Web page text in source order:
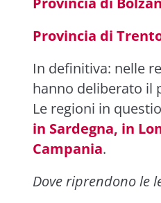
Provincia di
In definitiva: nelle
hanno deliberato il
Le regioni in
in Sardegna, in
Campania.
Dove riprendono le